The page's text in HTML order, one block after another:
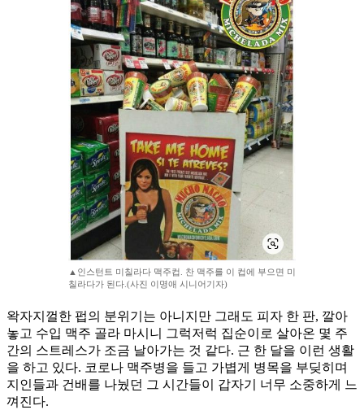
▲인스턴트 미칠라다 맥주컵. 찬 맥주를 이 컵에 부으면 미
칠라다가 된다.(사진 이명애 시니어기자)
왁자지껄한 펍의 분위기는 아니지만 그래도 피자 한 판, 깔아
놓고 수입 맥주 골라 마시니 그럭저럭 집순이로 살아온 몇 주
간의 스트레스가 조금 날아가는 것 같다. 근 한 달을 이런 생활
을 하고 있다. 코로나 맥주병을 들고 가볍게 병목을 부딪히며
지인들과 건배를 나눴던 그 시간들이 갑자기 너무 소중하게 느
껴진다.